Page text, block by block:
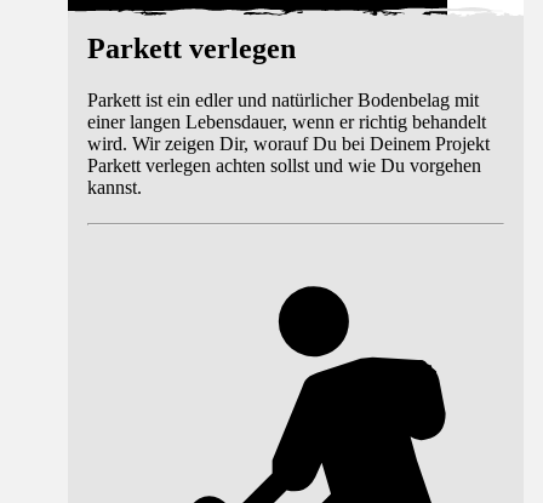
Parkett verlegen
Parkett ist ein edler und natürlicher Bodenbelag mit
einer langen Lebensdauer, wenn er richtig behandelt
wird. Wir zeigen Dir, worauf Du bei Deinem Projekt
Parkett verlegen achten sollst und wie Du vorgehen
kannst.